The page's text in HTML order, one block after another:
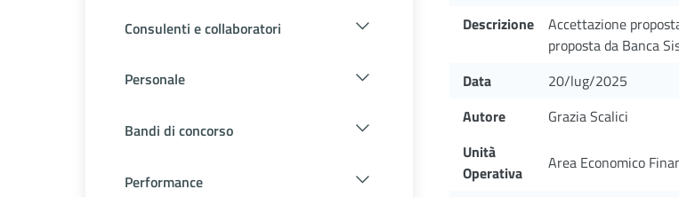
Consulenti e collaboratori
Personale
Bandi di concorso
Performance
Descrizione
Accettazione
proposta da Banca
Data
20/lug/2025
Autore
Grazia Scalici
Unità
Operativa
Area Economico